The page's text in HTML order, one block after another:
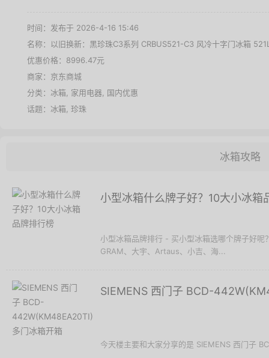
时间：发布于 2026-4-16 15:46
名称：
以旧换新：黑珍珠C3系列 CRBUS521-C3 风冷十字门冰箱
优惠价格： 8996.47元
商家： 京东商城
分类： 冰箱 家用电器 国内优惠
话题： 冰箱 珍珠
冰箱攻略
小型冰箱什么牌子好？10大小冰箱
小型冰箱品牌排行 - 买小型冰箱选哪个牌子好
GRAM、大宇、Artaus、小吉、海...
SIEMENS 西门子 BCD-
今天楼主要和大家分享的是 SIEMENS 西门子